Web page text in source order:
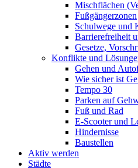
Mischflächen
Fußgängerzonen
Schulwege und
Barrierefreiheit
Gesetze,
Konflikte und
Gehen und
Wie sicher ist
Tempo 30
Parken auf
Fuß und Rad
E-Scooter und
Hindernisse
Baustellen
Aktiv werden
Städte